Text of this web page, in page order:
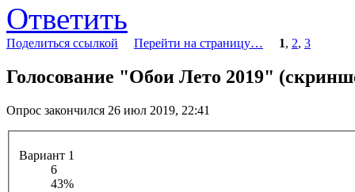
Ответить
Поделиться ссылкой Перейти на страницу… 1, 2, 3
Голосование "Обои Лето 2019"
Опрос закончился 26 июл 2019, 22:41
Вариант 1
6
43%